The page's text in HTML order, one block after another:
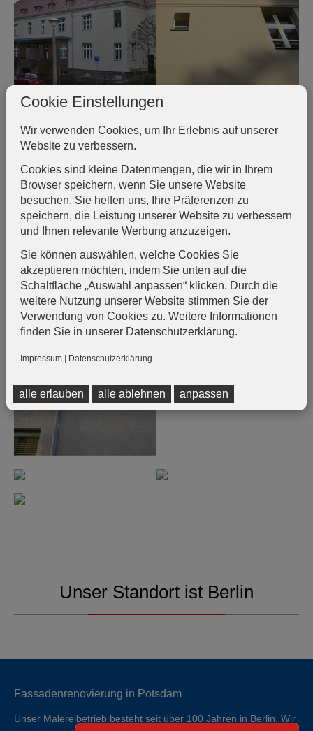
Unser Standort ist Berlin
Fassadenrenovierung in Potsdam
Unser Malereibetrieb besteht seit über 100 Jahren in Berlin. Wir
Cookie Einstellungen
Wir verwenden Cookies, um Ihr Erlebnis auf unserer
Website zu verbessern.
Cookies sind kleine Datenmengen, die wir in Ihrem
Browser speichern, wenn Sie unsere Website
besuchen. Sie helfen uns, Ihre Präferenzen zu
speichern, die Leistung unserer Website zu verbessern
und Ihnen relevante Werbung anzuzeigen.
Sie können auswählen, welche Cookies Sie
akzeptieren möchten, indem Sie unten auf die
Schaltfläche „Auswahl anpassen“ klicken. Durch die
weitere Nutzung unserer Website stimmen Sie der
Verwendung von Cookies zu. Weitere Informationen
finden Sie in unserer Datenschutzerklärung.
Impressum| Datenschutzerklärung
alle erlauben alle ablehnen anpassen